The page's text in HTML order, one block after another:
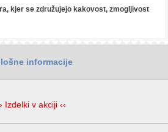
kjer se združujejo kakovost, zmogljivost
informacije
Izdelki v akciji ‹‹